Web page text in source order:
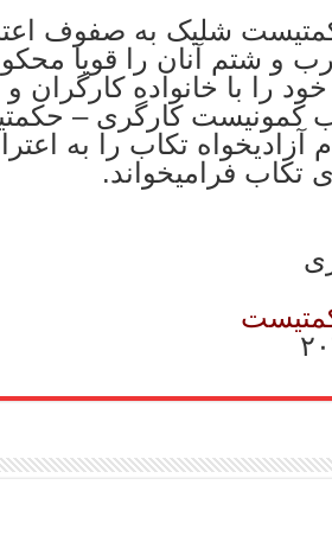
شلیک به صفوف
و شتم آنان را قویا
را با خانواده کارگران و
کمونیست کارگری –
تکاب را به
تکاب فرامیخواند.